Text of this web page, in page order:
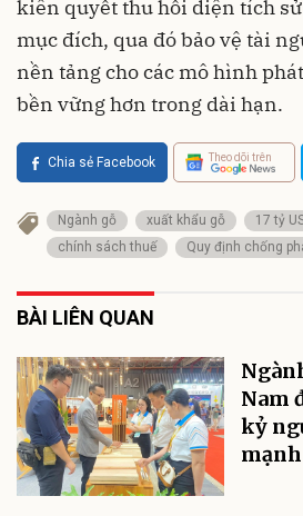
kiên quyết thu hồi diện tích
mục đích, qua đó bảo vệ tài
nền tảng cho các mô hình
bền vững hơn trong dài hạn.
Chia sẻ Facebook Theo dõi trên
Ngành gỗ xuất khẩu gỗ 17 tỷ
chính sách thuế
Quy định chống
BÀI LIÊN QUAN
Nam
kỷ